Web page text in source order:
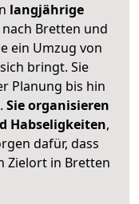
langjährige
Bretten und
ein Umzug von
bringt. Sie
Planung bis hin
Sie organisieren
Habseligkeiten,
dafür, dass
Zielort in Bretten